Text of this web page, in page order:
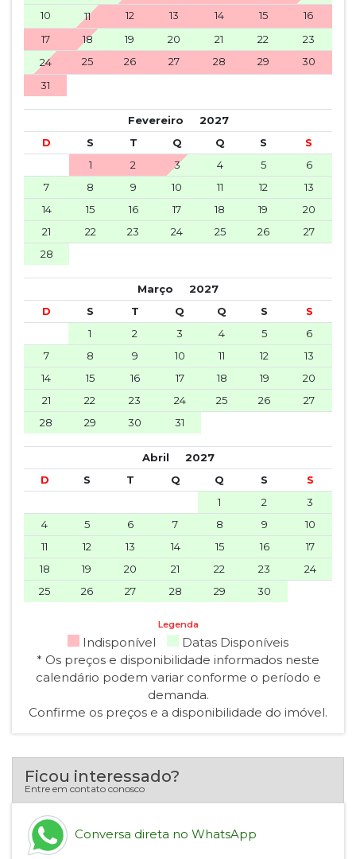
10
11 12 13 14 15
16
17
18 19 20 21 22
23
24
25 26 27 28 29
30
31
Fevereiro 2027
D
S T Q Q S
S
1
2 3 4 5
6
7
8 9 10 11 12
13
14
15 16 17 18 19
20
21
22 23 24 25 26
27
28
Março 2027
D
S T Q Q S
S
1
2 3 4 5
6
7
8 9 10 11 12
13
14
15 16 17 18 19
20
21
22 23 24 25 26
27
28
29 30 31
Abril 2027
D
S T Q Q S
S
1
2
3
4
5 6 7 8 9
10
11
12 13 14 15 16
17
18
19 20 21 22 23
24
25
26 27 28 29 30
Legenda
Indisponível
Datas Disponíveis
* Os preços e disponibilidade informados neste
calendário podem variar conforme o período e
demanda.
Confirme os preços e a disponibilidade do imóvel.
Ficou interessado?
Entre em contato conosco
Conversa direta no WhatsApp